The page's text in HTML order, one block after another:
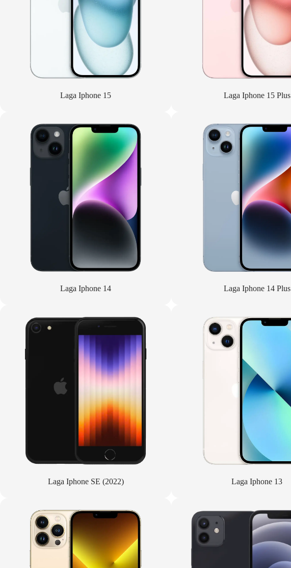
Laga Iphone 15 Laga Iphone 15 Plus
Laga Iphone 14 Laga Iphone 14 Plus
Laga Iphone SE (2022) Laga Iphone 13